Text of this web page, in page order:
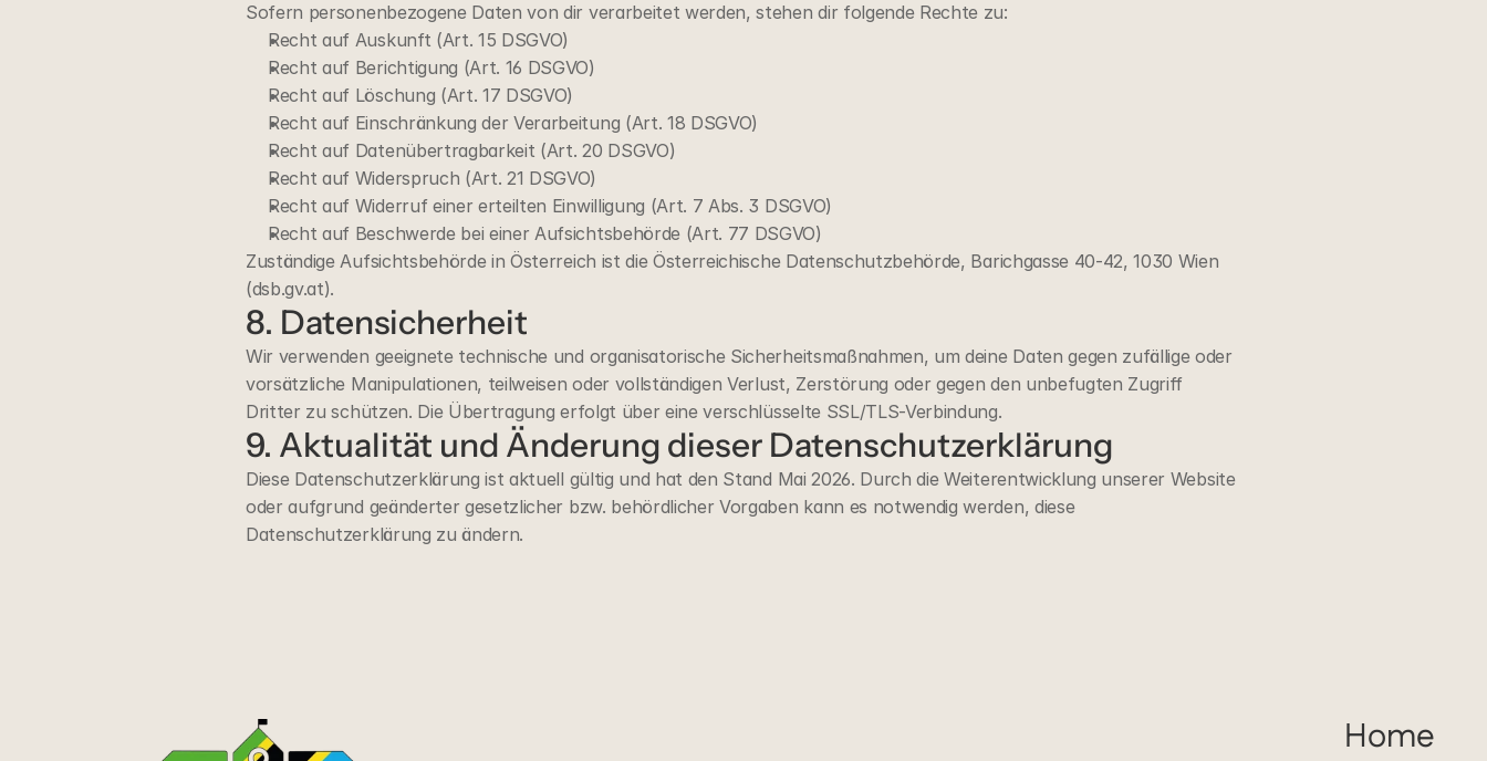
Sofern personenbezogene Daten von dir verarbeitet werden, stehen dir folgende Rechte zu:
Recht auf Auskunft (Art. 15 DSGVO)
Recht auf Berichtigung (Art. 16 DSGVO)
Recht auf Löschung (Art. 17 DSGVO)
Recht auf Einschränkung der Verarbeitung (Art. 18 DSGVO)
Recht auf Datenübertragbarkeit (Art. 20 DSGVO)
Recht auf Widerspruch (Art. 21 DSGVO)
Recht auf Widerruf einer erteilten Einwilligung (Art. 7 Abs. 3 DSGVO)
Recht auf Beschwerde bei einer Aufsichtsbehörde (Art. 77 DSGVO)
Zuständige Aufsichtsbehörde in Österreich ist die Österreichische Datenschutzbehörde, Barichgasse 40-42, 1030 Wien
(dsb.gv.at).
8. Datensicherheit
Wir verwenden geeignete technische und organisatorische Sicherheitsmaßnahmen, um deine Daten gegen zufällige oder
vorsätzliche Manipulationen, teilweisen oder vollständigen Verlust, Zerstörung oder gegen den unbefugten Zugriff
Dritter zu schützen. Die Übertragung erfolgt über eine verschlüsselte SSL/TLS-Verbindung.
9. Aktualität und Änderung dieser Datenschutzerklärung
Diese Datenschutzerklärung ist aktuell gültig und hat den Stand Mai 2026. Durch die Weiterentwicklung unserer Website
oder aufgrund geänderter gesetzlicher bzw. behördlicher Vorgaben kann es notwendig werden, diese
Datenschutzerklärung zu ändern.
Home